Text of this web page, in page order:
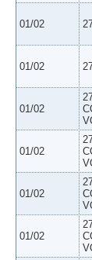
01/02
01/02
01/02
01/02
01/02
01/02